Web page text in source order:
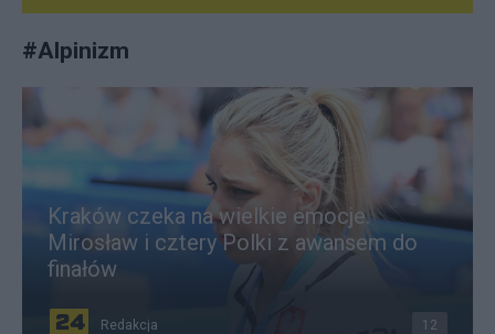
#Alpinizm
Kraków czeka na wielkie emocje.
Mirosław i cztery Polki z awansem do
finałów
Redakcja 12